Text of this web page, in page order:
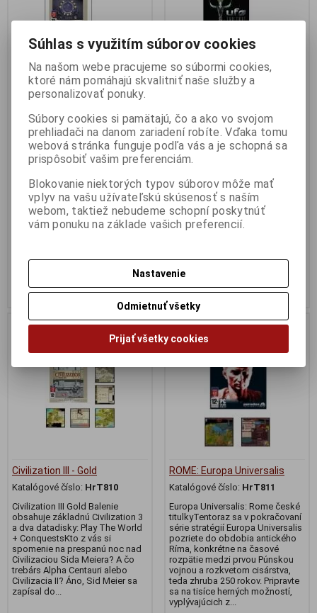
Earth Universe
Katalógové číslo:HrT803
Earth Universe cz/sk
manuálKompilácia troch sci-fi
realtime strategických hier v rade:
dosiaľ vyjdenými datadiskami,
balíčkami s misiami,
neoficiálnym módom pre sieťovú
hru a ďalšími dodatočnými
mapami.EARTH 2160 v1.37
Kúpiť
Katalógové číslo:HrT807
UFO Trilogie Kategória: stratégia
Multiplayer: NIE Odporúčaný vek:
od 12 rokov Lokalizácia: české
úspešných hier zo série UFO
podniknete dobrodružnú
výpravu, ktorá zahrnie nielen
Zem, ale i planétu Mars!
Vychutnajte si dlhé hodiny
Kúpiť
Zľava
50,00 %
Civilization III - Gold
Katalógové číslo: HrT810
Civilization III Gold Balenie
obsahuje základnú Civilization 3
a dva datadisky: Play The World
+ ConquestsKto z vás si
spomenie na prespanú noc nad
Civilizaciou Sida Meiera? A čo
trebárs Alpha Centauri alebo
Civilizacia II? Áno, Sid Meier sa
zapísal do...
Zľava
ROME: Europa Universalis
Katalógové číslo: HrT811
Europa Universalis: Rome české
titulkyTentoraz sa v pokračovaní
série stratégií Europa Universalis
pozriete do obdobia antického
Ríma, konkrétne na časové
rozpätie medzi prvou Púnskou
vojnou a rozkvetom cisárstva,
teda zhruba 250 rokov. Pripravte
sa na tisíce herných možností,
vyplývajúcich z...
Súhlas s využitím súborov cookies
Na našom webe pracujeme so súbormi cookies,
ktoré nám pomáhajú skvalitniť naše služby a
personalizovať ponuky.
Súbory cookies si pamätajú, čo a ako vo svojom
prehliadači na danom zariadení robíte. Vďaka tomu
webová stránka funguje podľa vás a je schopná sa
prispôsobiť vašim preferenciám.
Blokovanie niektorých typov súborov môže mať
vplyv na vašu užívateľskú skúsenosť s naším
webom, taktiež nebudeme schopní poskytnúť
vám ponuku na základe vašich preferencií.
Nastavenie
Odmietnuť všetky
Prijať všetky cookies